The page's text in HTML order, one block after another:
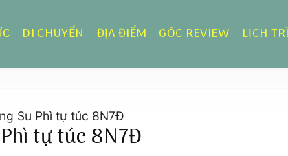
DI CHUYỂN ĐỊA ĐIỂM GÓC REVIEW LỊCH
Su Phì tự túc 8N7Đ
tự túc 8N7Đ